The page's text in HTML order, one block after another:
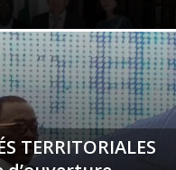
TERRITORIALES